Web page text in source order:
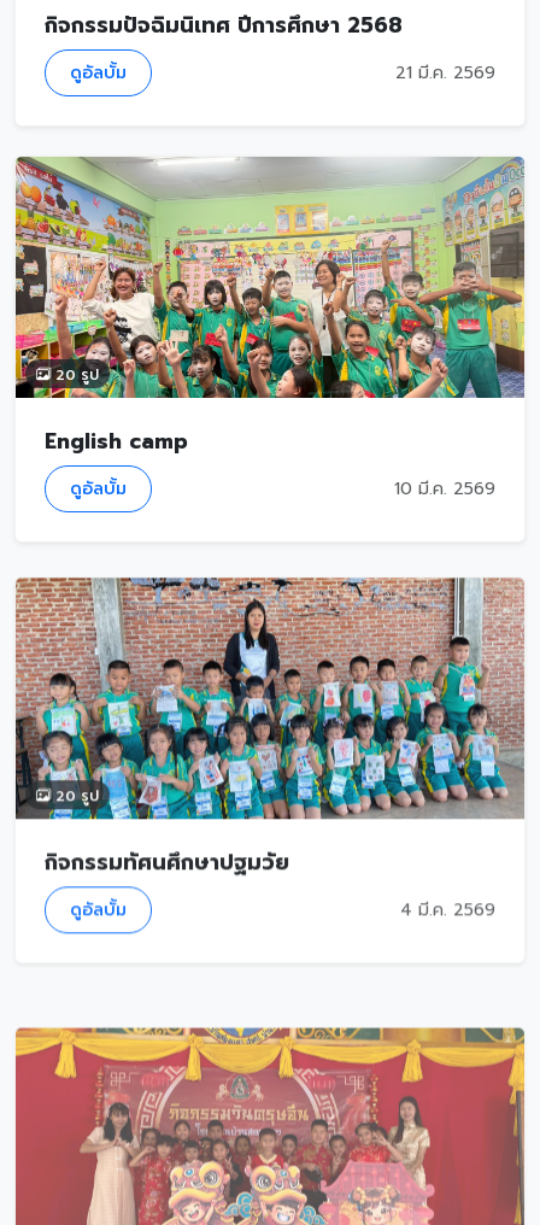
กิจกรรมปัจฉิมนิเทศ ปีการศึกษา 2568
ดูอัลบั้ม 21 มี.ค. 2569
20 รูป
English camp
ดูอัลบั้ม 10 มี.ค. 2569
20 รูป
กิจกรรมทัศนศึกษาปฐมวัย
ดูอัลบั้ม 4 มี.ค. 2569
19 รูป